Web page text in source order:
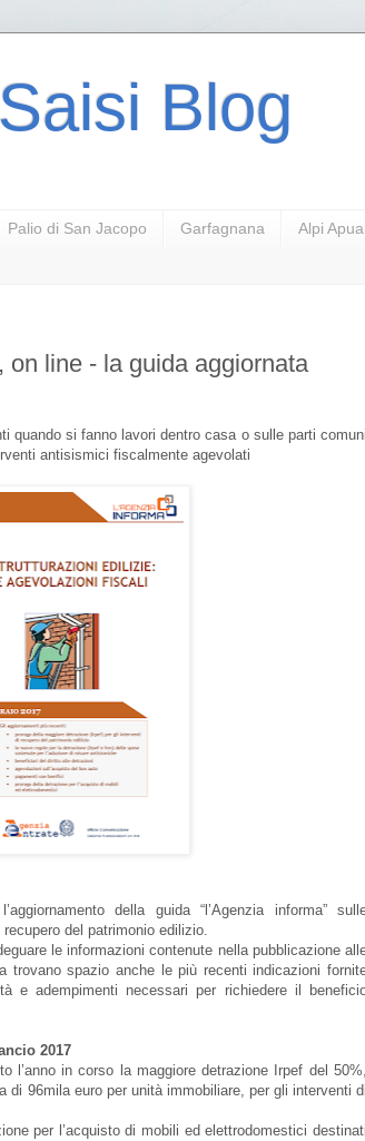
Blog
Palio di San Jacopo Garfagnana Alpi
line - la guida aggiornata
quando si fanno lavori dentro casa o sulle parti comuni
antisismici fiscalmente agevolati
della guida “l’Agenzia informa”
del patrimonio edilizio.
le informazioni contenute nella pubblicazione
trovano spazio anche le più recenti indicazioni
e adempimenti necessari per richiedere il
2017
l’anno in corso la maggiore detrazione Irpef del 50%,
di 96mila euro per unità immobiliare, per gli interventi di
per l’acquisto di mobili ed elettrodomestici destinati